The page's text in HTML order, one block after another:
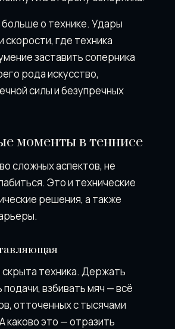
о технике. Удары
скорости, где техника
заставить соперника
рода искусство,
силы и безупречных
моменты в теннисе
сложных аспектов, не
Это и технические
решения, а также
техника. Держать
взбивать мяч — всё
отточенных с тысячами
каково это — отразить